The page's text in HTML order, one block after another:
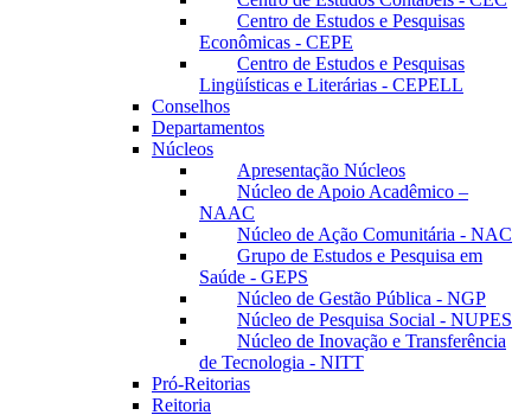
Centro de Estudos e Pesquisas
Econômicas - CEPE
Centro de Estudos e Pesquisas
Lingüísticas e Literárias - CEPELL
Conselhos
Departamentos
Núcleos
Apresentação Núcleos
Núcleo de Apoio Acadêmico –
NAAC
Núcleo de Ação Comunitária - NAC
Grupo de Estudos e Pesquisa em
Saúde - GEPS
Núcleo de Gestão Pública - NGP
Núcleo de Pesquisa Social - NUPES
Núcleo de Inovação e Transferência
de Tecnologia - NITT
Pró-Reitorias
Reitoria